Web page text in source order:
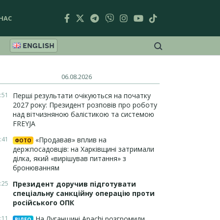
ENGLISH
06.08.2026
Перші результати очікуються на початку
2027 року: Президент розповів про роботу
над вітчизняною балістикою та системою
FREYJA
ФОТО
«Продавав» вплив на
держпосадовців: на Харківщині затримали
ділка, який «вирішував питання» з
бронюванням
Президент доручив підготувати
спеціальну санкційну операцію проти
російського ОПК